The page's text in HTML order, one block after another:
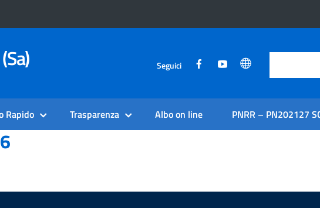
Seguici
Rapido Trasparenza Albo on line PNRR – PN202127